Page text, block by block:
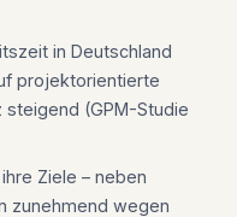
in Deutschland
projektorientierte
steigend (GPM-Studie
Ziele – neben
zunehmend wegen